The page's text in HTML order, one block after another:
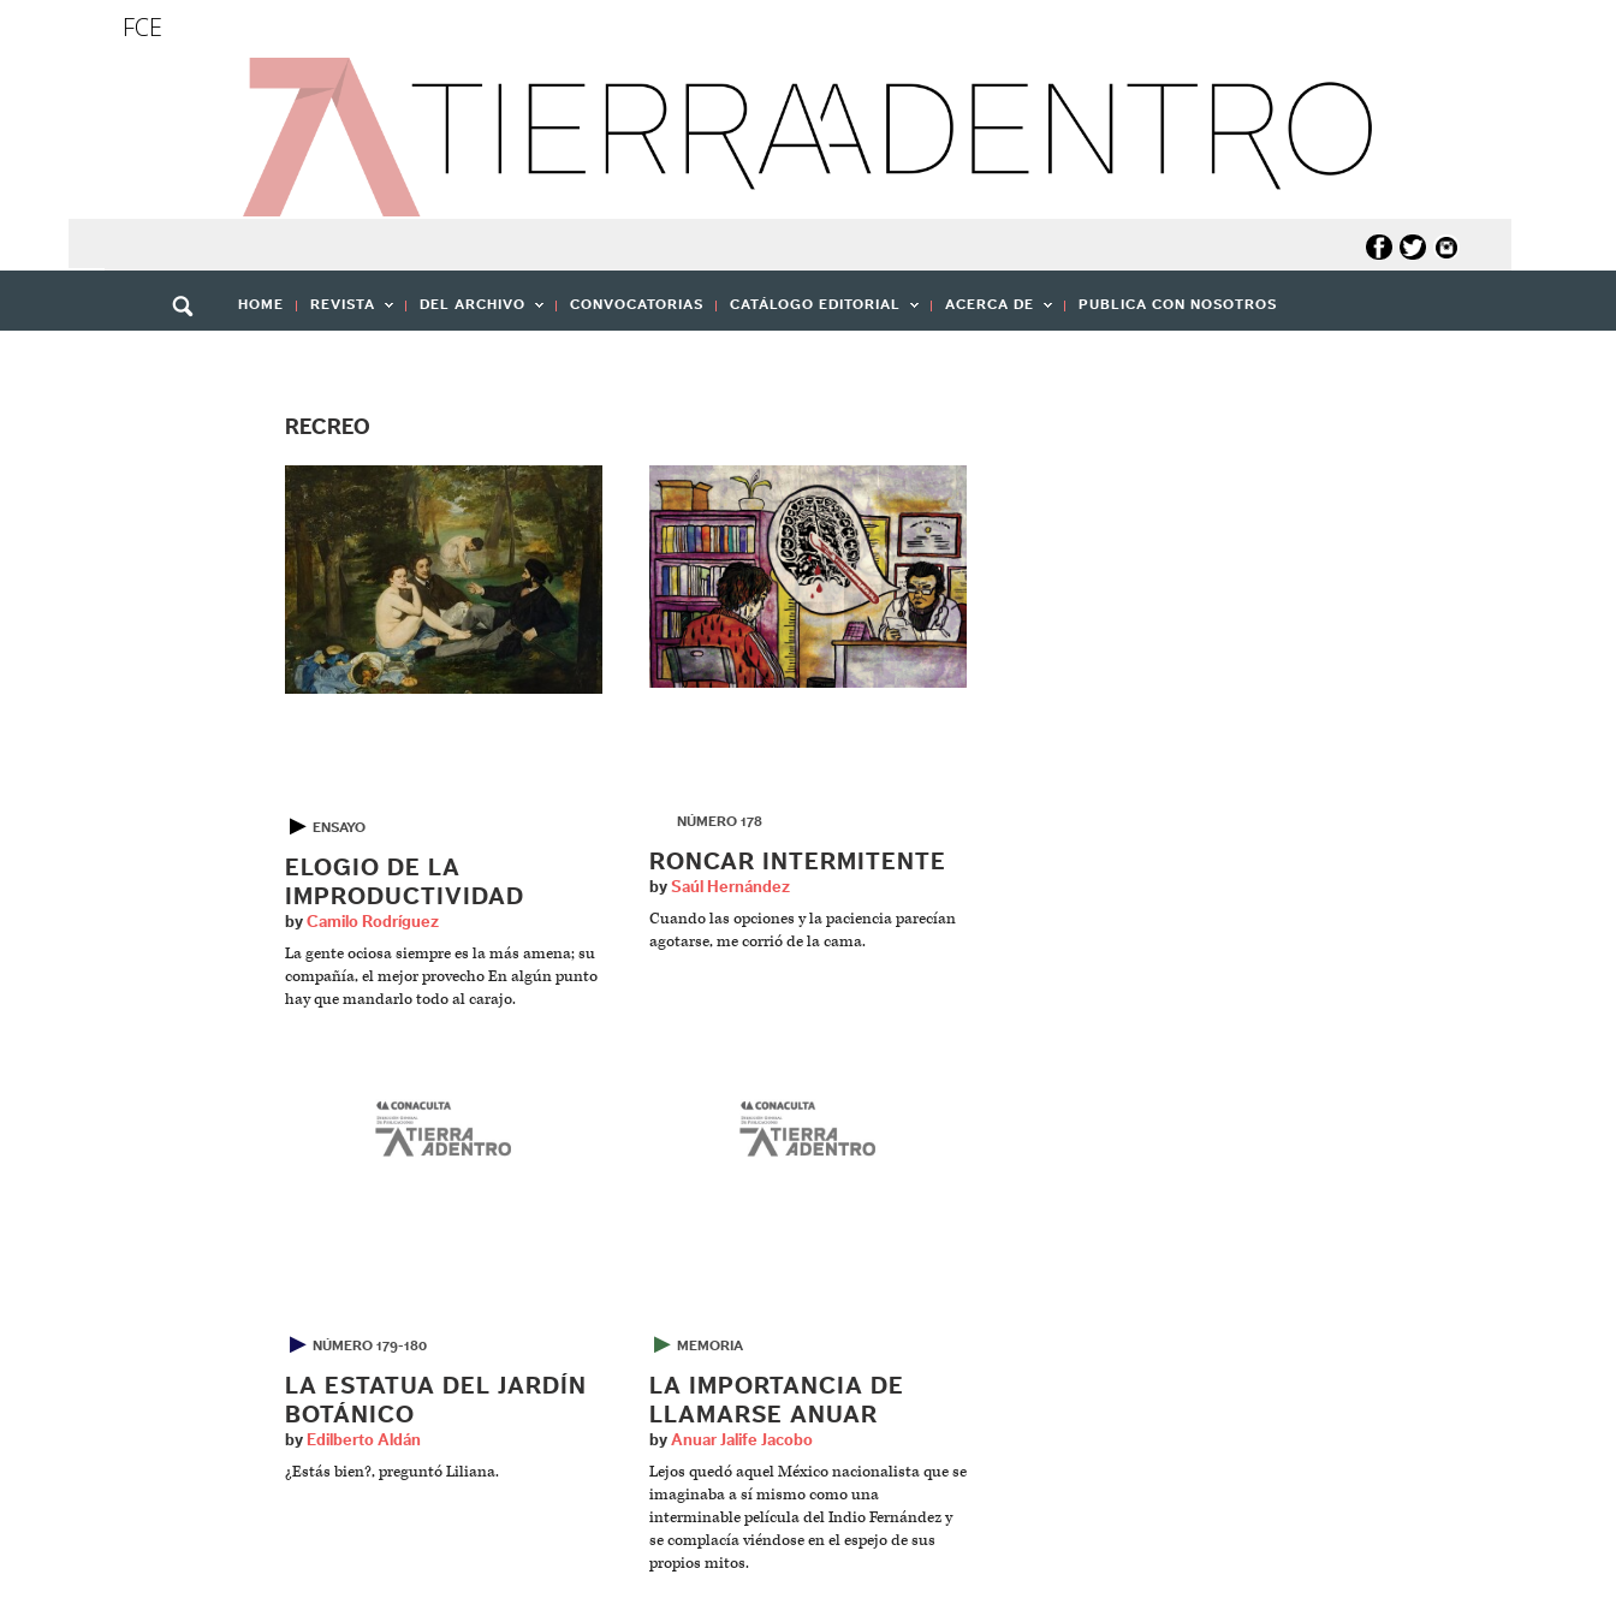
FCE
HOME REVISTA DEL ARCHIVO CONVOCATORIAS CATÁLOGO EDITORIAL ACERCA DE PUBLICA CON NOSOTROS
RECREO
▶ ENSAYO
ELOGIO DE LA
IMPRODUCTIVIDAD
by Camilo Rodríguez
La gente ociosa siempre es la más amena; su
compañía, el mejor provecho En algún punto
hay que mandarlo todo al carajo.
NÚMERO 178
RONCAR INTERMITENTE
by Saúl Hernández
Cuando las opciones y la paciencia parecían
agotarse, me corrió de la cama.
▶ NÚMERO 179-180
LA ESTATUA DEL JARDÍN
BOTÁNICO
by Edilberto Aldán
¿Estás bien?, preguntó Liliana.
▶ MEMORIA
LA IMPORTANCIA DE
LLAMARSE ANUAR
by Anuar Jalife Jacobo
Lejos quedó aquel México nacionalista que se
imaginaba a sí mismo como una
interminable película del Indio Fernández y
se complacía viéndose en el espejo de sus
propios mitos.